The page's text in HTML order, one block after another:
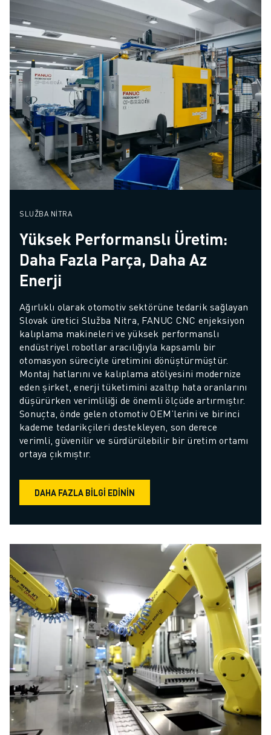
SLUŽBA NITRA
Yüksek Performanslı Üretim:
Daha Fazla Parça, Daha Az
Enerji
Ağırlıklı olarak otomotiv sektörüne tedarik sağlayan
Slovak üretici Služba Nitra, FANUC CNC enjeksiyon
kalıplama makineleri ve yüksek performanslı
endüstriyel robotlar aracılığıyla kapsamlı bir
otomasyon süreciyle üretimini dönüştürmüştür.
Montaj hatlarını ve kalıplama atölyesini modernize
eden şirket, enerji tüketimini azaltıp hata oranlarını
düşürürken verimliliği de önemli ölçüde artırmıştır.
Sonuçta, önde gelen otomotiv OEM’lerini ve birinci
kademe tedarikçileri destekleyen, son derece
verimli, güvenilir ve sürdürülebilir bir üretim ortamı
ortaya çıkmıştır.
DAHA FAZLA BILGI EDININ